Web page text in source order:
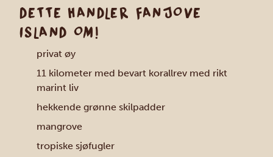
DETTE HANDLER FANJOVE
ISLAND OM!
privat øy
11 kilometer med bevart korallrev med rikt
marint liv
hekkende grønne skilpadder
mangrove
tropiske sjøfugler